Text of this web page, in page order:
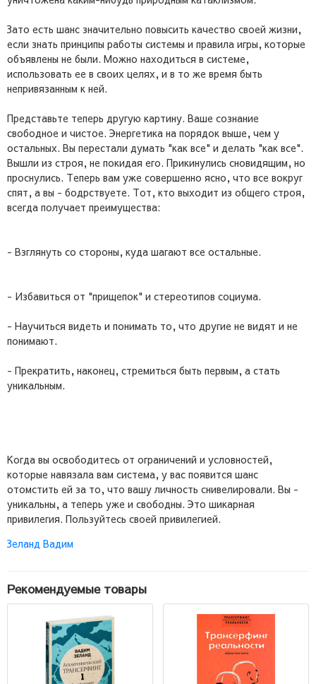
Зато есть шанс значительно повысить качество своей жизни,
если знать принципы работы системы и правила игры, которые
объявлены не были. Можно находиться в системе,
использовать ее в своих целях, и в то же время быть
непривязанным к ней.
Представьте теперь другую картину. Ваше сознание
свободное и чистое. Энергетика на порядок выше, чем у
остальных. Вы перестали думать "как все" и делать "как все".
Вышли из строя, не покидая его. Прикинулись сновидящим, но
проснулись. Теперь вам уже совершенно ясно, что все вокруг
спят, а вы - бодрствуете. Тот, кто выходит из общего строя,
всегда получает преимущества:
- Взглянуть со стороны, куда шагают все остальные.
- Избавиться от "прищепок" и стереотипов социума.
- Научиться видеть и понимать то, что другие не видят и не
понимают.
- Прекратить, наконец, стремиться быть первым, а стать
уникальным.
Когда вы освободитесь от ограничений и условностей,
которые навязала вам система, у вас появится шанс
отомстить ей за то, что вашу личность снивелировали. Вы -
уникальны, а теперь уже и свободны. Это шикарная
привилегия. Пользуйтесь своей привилегией.
Зеланд Вадим
Рекомендуемые товары